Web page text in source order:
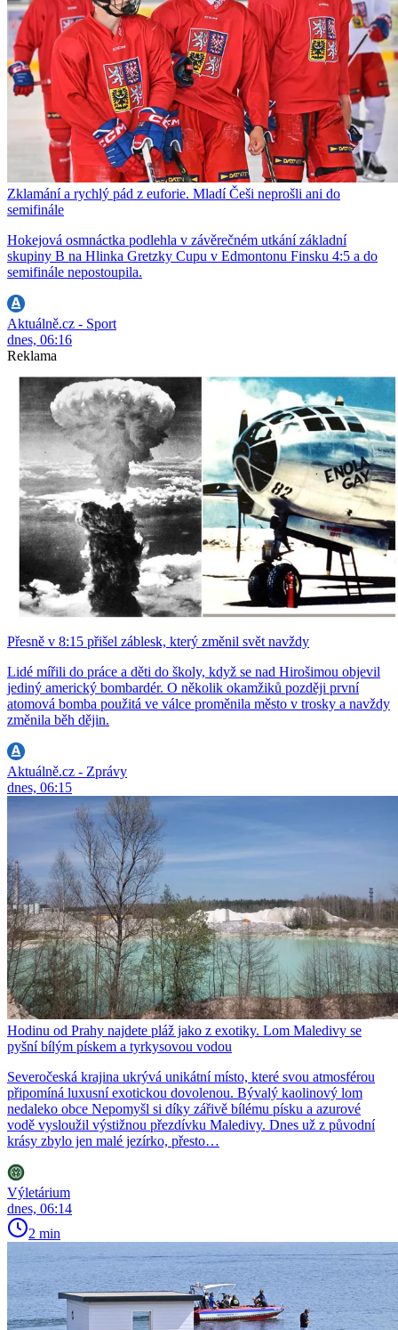
Zklamání a rychlý pád z euforie. Mladí Češi neprošli ani do
semifinále
Hokejová osmnáctka podlehla v závěrečném utkání základní
skupiny B na Hlinka Gretzky Cupu v Edmontonu Finsku 4:5 a do
semifinále nepostoupila.
Aktuálně.cz - Sport
dnes, 06:16
Reklama
Přesně v 8:15 přišel záblesk, který změnil svět navždy
Lidé mířili do práce a děti do školy, když se nad Hirošimou objevil
jediný americký bombardér. O několik okamžiků později první
atomová bomba použitá ve válce proměnila město v trosky a navždy
změnila běh dějin.
Aktuálně.cz - Zprávy
dnes, 06:15
Hodinu od Prahy najdete pláž jako z exotiky. Lom Maledivy se
pyšní bílým pískem a tyrkysovou vodou
Severočeská krajina ukrývá unikátní místo, které svou atmosférou
připomíná luxusní exotickou dovolenou. Bývalý kaolinový lom
nedaleko obce Nepomyšl si díky zářivě bílému písku a azurové
vodě vysloužil výstižnou přezdívku Maledivy. Dnes už z původní
krásy zbylo jen malé jezírko, přesto…
Výletárium
dnes, 06:14
2 min